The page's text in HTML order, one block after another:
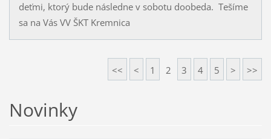
deťmi, ktorý bude následne v sobotu doobeda. Tešíme
sa na Vás VV ŠKT Kremnica
<< < 1 2 3 4 5 > >>
Novinky